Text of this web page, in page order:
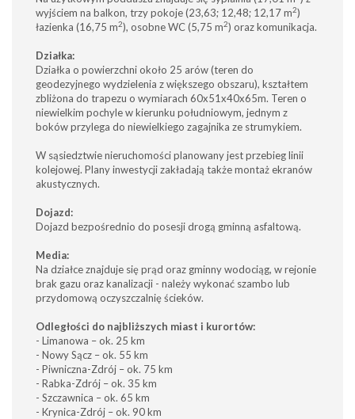
wyjściem na balkon, trzy pokoje (23,63; 12,48; 12,17 m2)
łazienka (16,75 m2), osobne WC (5,75 m2) oraz komunikacja.
Działka:
Działka o powierzchni około 25 arów (teren do
geodezyjnego wydzielenia z większego obszaru), kształtem
zbliżona do trapezu o wymiarach 60x51x40x65m. Teren o
niewielkim pochyle w kierunku południowym, jednym z
boków przylega do niewielkiego zagajnika ze strumykiem.
W sąsiedztwie nieruchomości planowany jest przebieg linii
kolejowej. Plany inwestycji zakładają także montaż ekranów
akustycznych.
Dojazd:
Dojazd bezpośrednio do posesji drogą gminną asfaltową.
Media:
Na działce znajduje się prąd oraz gminny wodociąg, w rejonie
brak gazu oraz kanalizacji - należy wykonać szambo lub
przydomową oczyszczalnię ścieków.
Odległości do najbliższych miast i kurortów:
- Limanowa – ok. 25 km
- Nowy Sącz – ok. 55 km
- Piwniczna-Zdrój – ok. 75 km
- Rabka-Zdrój – ok. 35 km
- Szczawnica – ok. 65 km
- Krynica-Zdrój – ok. 90 km